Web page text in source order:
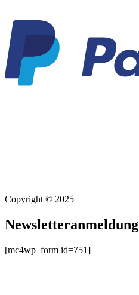
Copyright © 2025
Newsletteranmeldung
[mc4wp_form id=751]